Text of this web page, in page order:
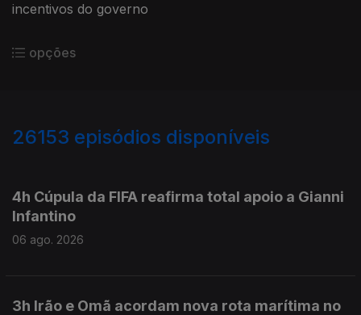
incentivos do governo
opções
26153 episódios disponíveis
4h Cúpula da FIFA reafirma total apoio a Gianni
Infantino
06 ago. 2026
3h Irão e Omã acordam nova rota marítima no